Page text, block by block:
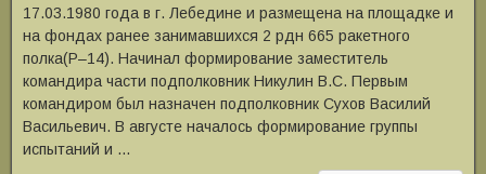
17.03.1980 года в г. Лебедине и размещена на площадке и
на фондах ранее занимавшихся 2 рдн 665 ракетного
полка(Р–14). Начинал формирование заместитель
командира части подполковник Никулин В.С. Первым
командиром был назначен подполковник Сухов Василий
Васильевич. В августе началось формирование группы
испытаний и …